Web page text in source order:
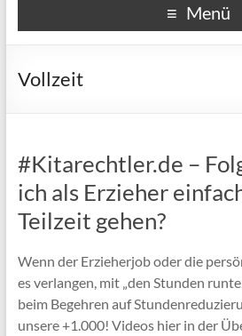
Menü
Vollzeit
#Kitarechtler.de –
ich als Erzieher
Teilzeit gehen?
Wenn der Erzieherjob oder die
es verlangen, mit „den Stunden
beim Begehren auf
unsere +1.000! Videos hier in der